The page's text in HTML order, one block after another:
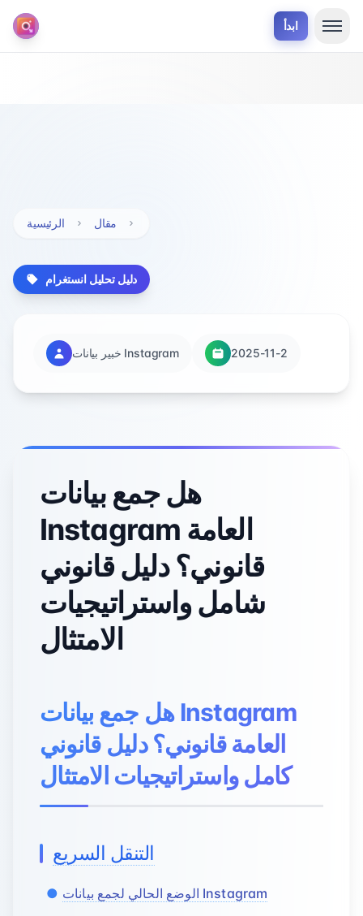
ابدأ
الرئيسية مقال
دليل تحليل انستغرام
خبير بيانات Instagram 2025-11-2
هل جمع بيانات
Instagram العامة
قانوني؟ دليل قانوني
شامل واستراتيجيات
الامتثال
هل جمع بيانات Instagram
العامة قانوني؟ دليل قانوني
كامل واستراتيجيات الامتثال
التنقل السريع
الوضع الحالي لجمع بيانات Instagram